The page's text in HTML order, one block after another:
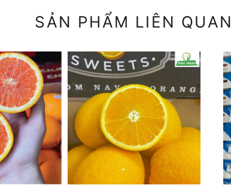
SẢN PHẨM LIÊN QUAN